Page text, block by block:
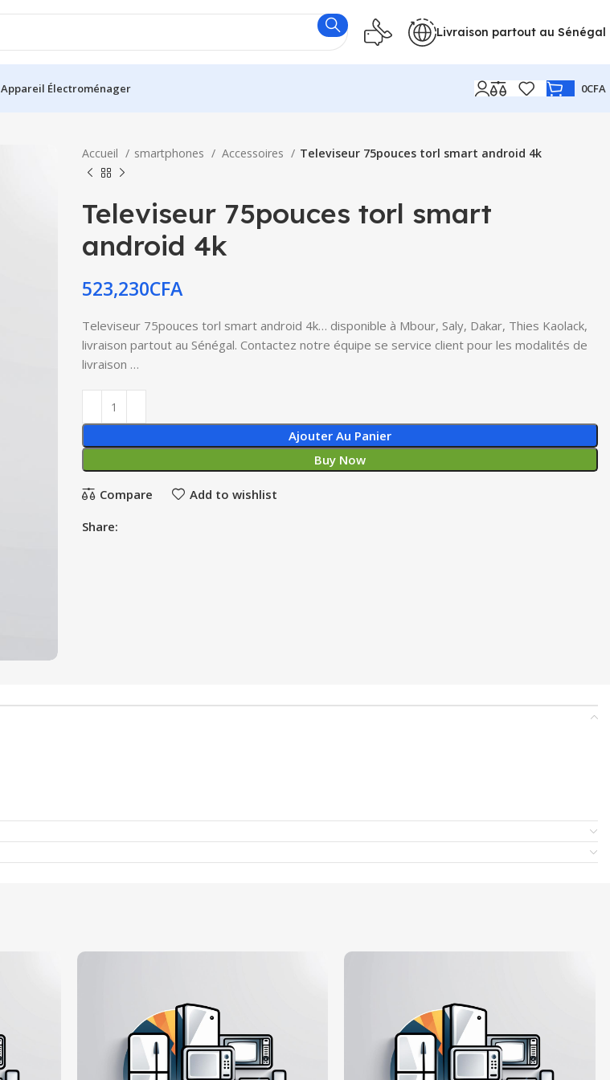
Livraison partout au Sénégal
Appareil Électroménager 0CFA
Accueil smartphones Accessoires Televiseur 75pouces torl smart android 4k
Televiseur 75pouces torl smart
android 4k
523,230CFA
Televiseur 75pouces torl smart android 4k… disponible à Mbour, Saly, Dakar, Thies Kaolack,
livraison partout au Sénégal. Contactez notre équipe se service client pour les modalités de
livraison …
Ajouter Au Panier
Buy Now
Compare Add to wishlist
Share: